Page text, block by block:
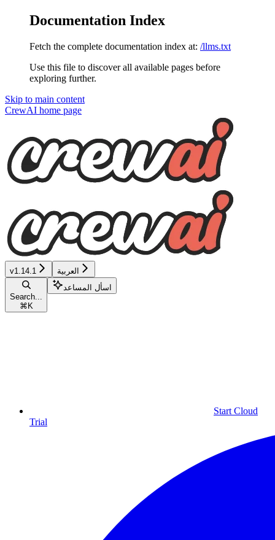
Documentation Index
Fetch the complete documentation index at: /llms.txt
Use this file to discover all available pages before
exploring further.
Skip to main content
CrewAI home page
v1.14.1 العربية
Search...
⌘ K
اسأل المساعد
Start Cloud
Trial